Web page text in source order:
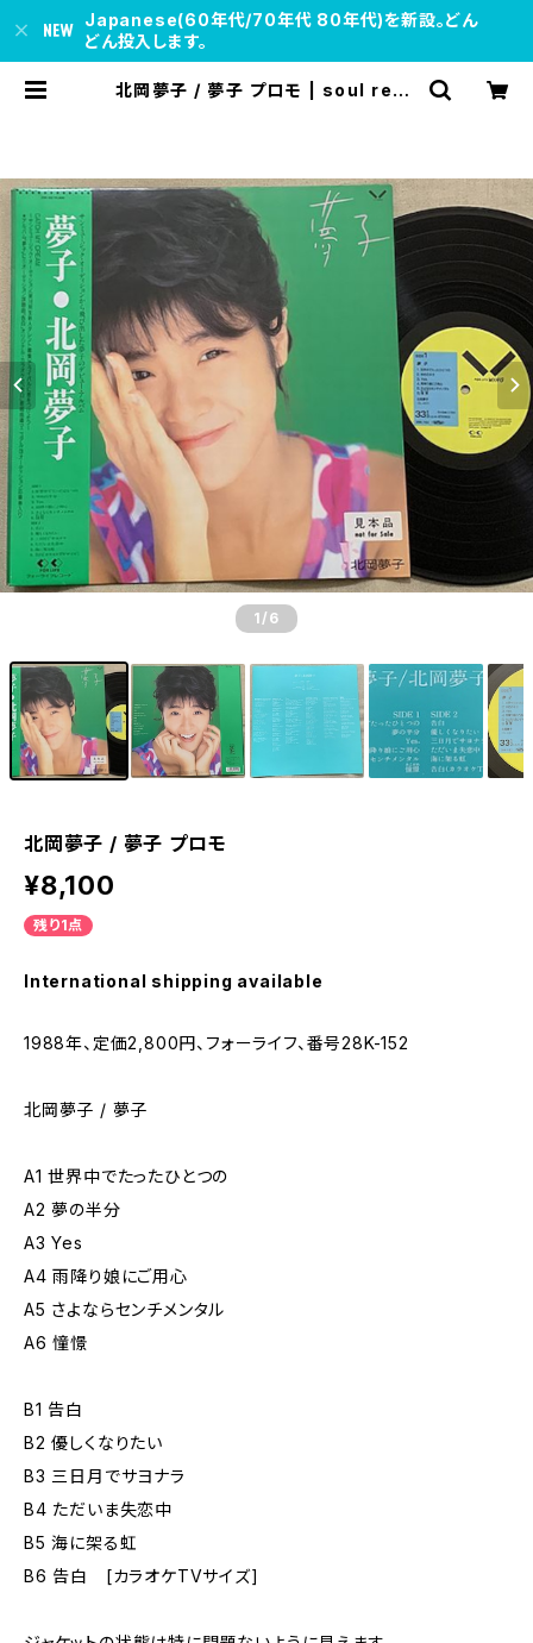
Japanese(60年代/70年代 80年代)を新設。どん
どん投入します。
北岡夢子 / 夢子 プロモ | soul resp
1 /6
北岡夢子 / 夢子 プロモ
¥8,100
残り1点
International shipping available
1988年、定価2,800円、フォーライフ、番号28K-152
北岡夢子 / 夢子
A1 世界中でたったひとつの
A2 夢の半分
A3 Yes
A4 雨降り娘にご用心
A5 さよならセンチメンタル
A6 憧憬
B1 告白
B2 優しくなりたい
B3 三日月でサヨナラ
B4 ただいま失恋中
B5 海に架る虹
B6 告白 [カラオケTVサイズ]